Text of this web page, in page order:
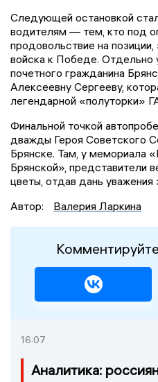
Следующей остановкой
водителям — тем, кто под
продовольствие на
войска к Победе. Отдельно
почетного гражданина
Алексеевну Сергееву,
легендарной «полуторки»
Финальной точкой
дважды Героя Советского
Брянске. Там, у мемориала
Брянской», представители
цветы, отдав дань
Автор:
Валерия Ларкина
16:07
Аналитика: